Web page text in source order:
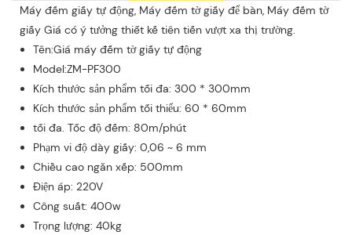
Máy đếm giấy tự động, Máy đếm tờ giấy để bàn, Máy đếm tờ
giấy Giá có ý tưởng thiết kế tiên tiến vượt xa thị trường.
Tên:Giá máy đếm tờ giấy tự động
Model:ZM-PF300
Kích thước sản phẩm tối đa: 300 * 300mm
Kích thước sản phẩm tối thiểu: 60 * 60mm
tối đa. Tốc độ đếm: 80m/phút
Phạm vi độ dày giấy: 0,06 ~ 6 mm
Chiều cao ngăn xếp: 500mm
Điện áp: 220V
Công suất: 400w
Trọng lượng: 40kg